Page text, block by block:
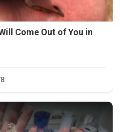
Come Out of You in